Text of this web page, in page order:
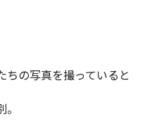
ちの写真を撮っていると